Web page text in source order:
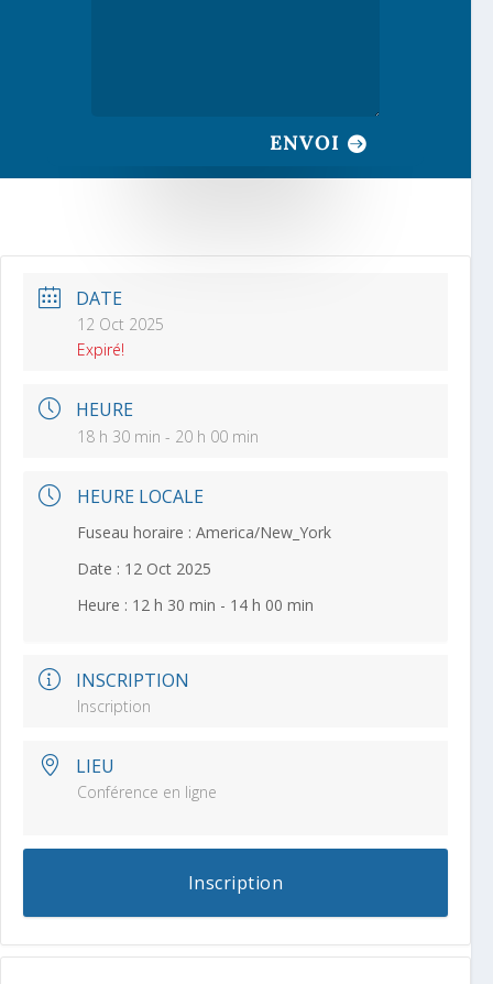
ENVOI
DATE
12 Oct 2025
Expiré!
HEURE
18 h 30 min - 20 h 00 min
HEURE LOCALE
Fuseau horaire : America/New_York
Date : 12 Oct 2025
Heure : 12 h 30 min - 14 h 00 min
INSCRIPTION
Inscription
LIEU
Conférence en ligne
Inscription